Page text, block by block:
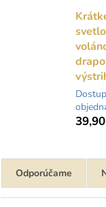
R
d
Odporúčame
KRÁTKE
S ODHALENÝM